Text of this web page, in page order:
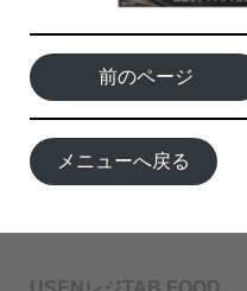
前のページ
メニューへ戻る